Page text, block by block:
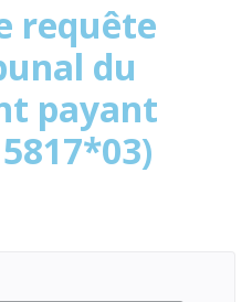
requête
du
payant